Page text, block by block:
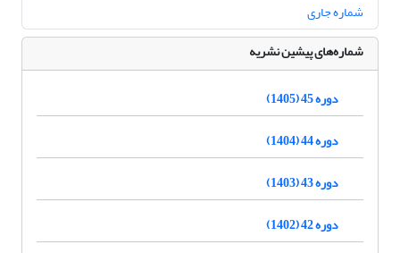
شماره جاری
شماره‌های پیشین نشریه
دوره 45 (1405)
دوره 44 (1404)
دوره 43 (1403)
دوره 42 (1402)